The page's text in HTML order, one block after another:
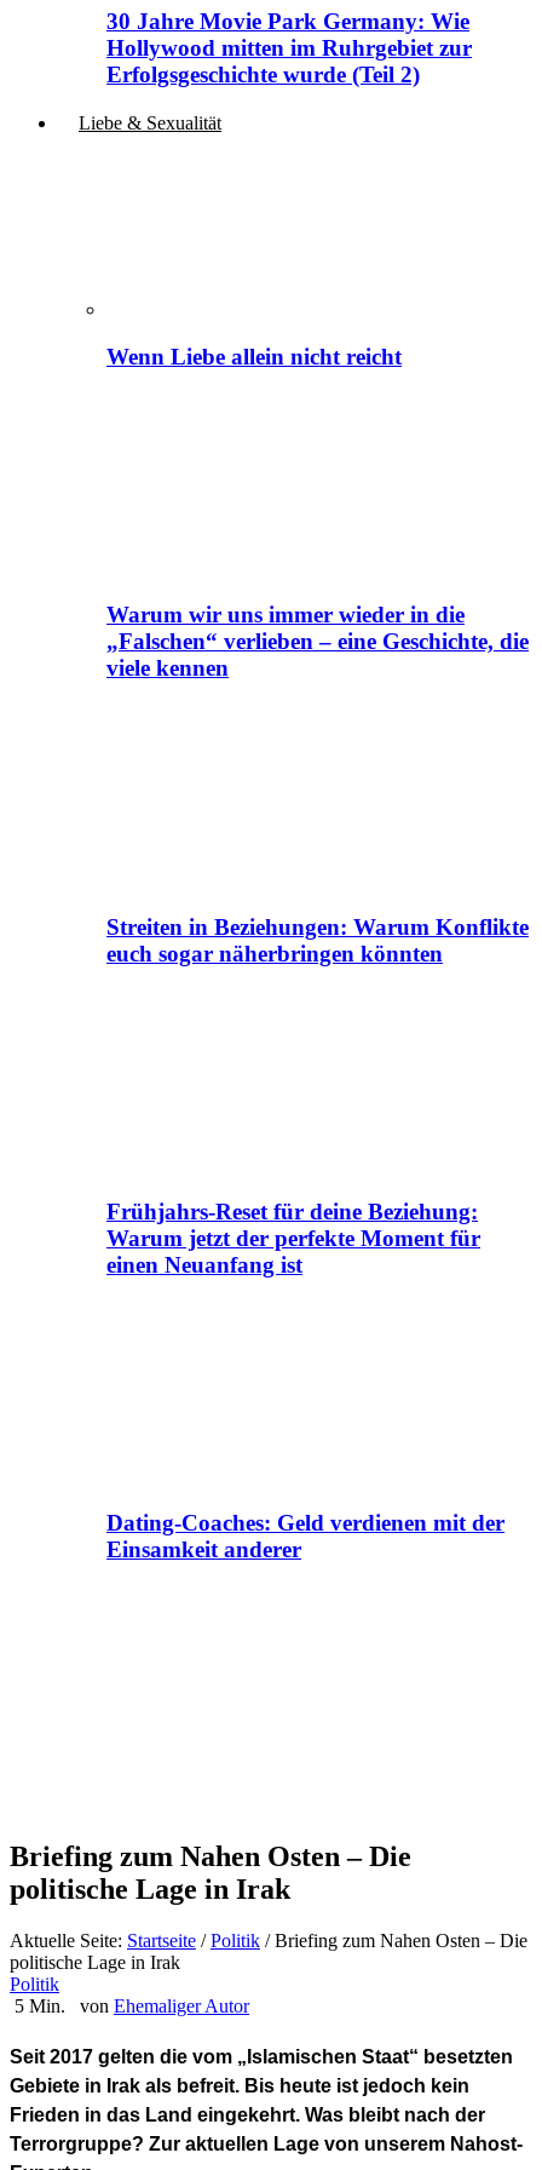
30 Jahre Movie Park Germany: Wie
Hollywood mitten im Ruhrgebiet zur
Erfolgsgeschichte wurde (Teil 2)
Liebe & Sexualität
Wenn Liebe allein nicht reicht
Warum wir uns immer wieder in die
„Falschen“ verlieben – eine Geschichte, die
viele kennen
Streiten in Beziehungen: Warum Konflikte
euch sogar näherbringen könnten
Frühjahrs-Reset für deine Beziehung:
Warum jetzt der perfekte Moment für
einen Neuanfang ist
Dating-Coaches: Geld verdienen mit der
Einsamkeit anderer
Briefing zum Nahen Osten – Die
politische Lage in Irak
Aktuelle Seite: Startseite / Politik /Briefing zum Nahen Osten – Die
politische Lage in Irak
Politik
5 Min.
von Ehemaliger Autor
Seit 2017 gelten die vom „Islamischen Staat“ besetzten
Gebiete in Irak als befreit. Bis heute ist jedoch kein
Frieden in das Land eingekehrt. Was bleibt nach der
Terrorgruppe? Zur aktuellen Lage von unserem Nahost-